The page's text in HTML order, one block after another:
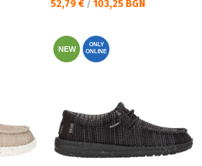
Текуща цена:
52,79 € / 103,25 BGN
NEW
ONLY
ONLINE